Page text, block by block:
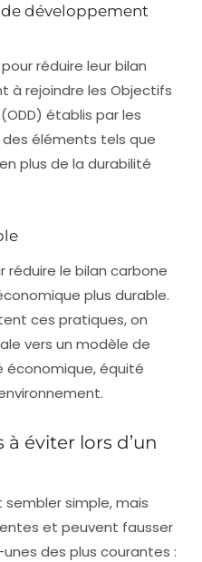
développement
réduire leur bilan
à rejoindre les Objectifs
établis par les
des éléments tels que
plus de la durabilité
réduire le bilan carbone
plus durable.
ces pratiques, on
vers un modèle de
économique, équité
éviter lors d’un
simple, mais
et peuvent fausser
des plus courantes :